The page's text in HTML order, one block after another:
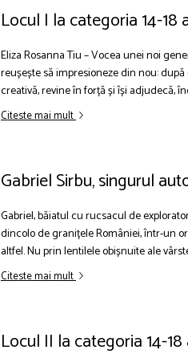
Locul I la categoria 14-18
Eliza Rosanna Tiu – Vocea unei noi
reușește să impresioneze din nou:
creativă, revine în forță și își adjudecă,
Citeste mai mult
Gabriel Sirbu, singurul
Gabriel, băiatul cu rucsacul de
dincolo de granițele României, într-un
altfel. Nu prin lentilele obișnuite ale
Citeste mai mult
Locul II la categoria 14-